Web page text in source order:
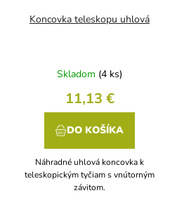
Koncovka teleskopu uhlová
Skladom (4 ks)
11,13 €
DO KOŠÍKA
Náhradné uhlová koncovka k
teleskopickým tyčiam s vnútorným
závitom.